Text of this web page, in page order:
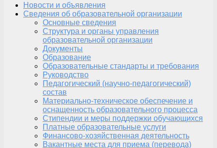
Новости и объявления
Сведения об образовательной организации
Основные сведения
Структура и органы управления
образовательной организации
Документы
Образование
Образовательные стандарты и требования
Руководство
Педагогический (научно-педагогический)
состав
Материально-техническое обеспечение и
оснащенность образовательного процесса
Стипендии и меры поддержки обучающихся
Платные образовательные услуги
Финансово-хозяйственная деятельность
Вакантные места для приема (перевода)